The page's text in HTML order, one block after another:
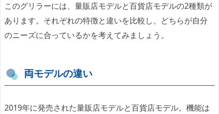
このグリラーには、量販店モデルと百貨店モデルの2種類が
あります。それぞれの特徴と違いを比較し、どちらが自分
のニーズに合っているかを考えてみましょう。
両モデルの違い
2019年に発売された量販店モデルと百貨店モデル。機能は